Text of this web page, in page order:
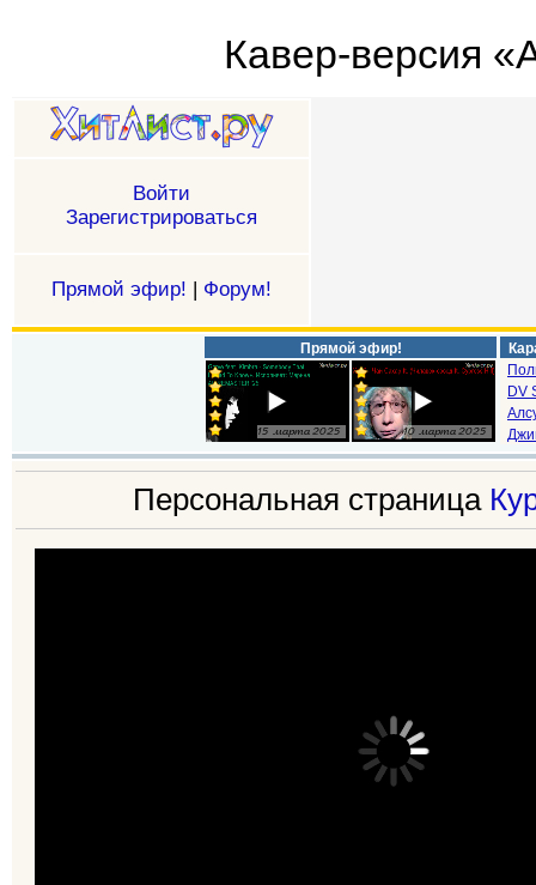
Кавер-версия
Войти
Зарегистрироваться
Прямой эфир! | Форум!
Прямой эфир!
DV
Персональная страница